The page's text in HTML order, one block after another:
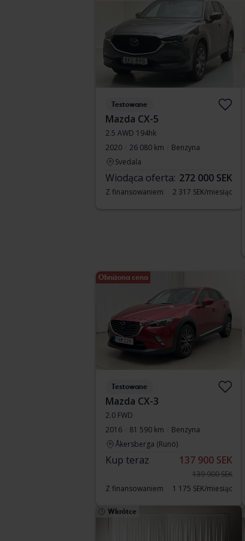
Testowane
Mazda CX-5
2.5 AWD 194hk
2020
26 080 km
Benzyna
Svedala
Wiodąca oferta: 272 000 SEK
Z finansowaniem 2 317 SEK/miesiąc
Obniżona cena
Testowane
Mazda CX-3
2.0 FWD
2016
81 590 km
Benzyna
Åkersberga (Runö)
Kup teraz 137 900 SEK
139 900 SEK
Z finansowaniem
1 175 SEK/miesiąc
Wkrótce